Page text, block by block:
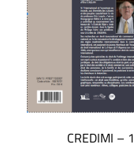
CREDIMI – 1